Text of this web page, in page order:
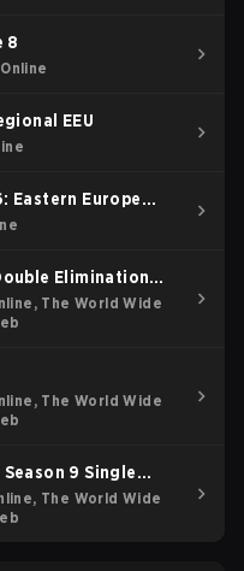
8
Online
PGL Wallachia Season 7 Regional EEU
Eastern Europe
Elimination
The World Wide
The World Wide
9 Single
The World Wide